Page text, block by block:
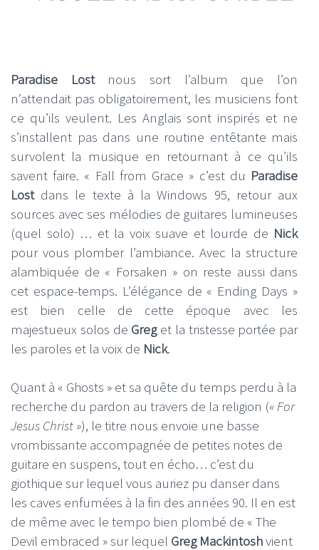
Paradise Lostnous sort l’album que l’on
n’attendait pas obligatoirement, les musiciens font
ce qu’ils veulent. Les Anglais sont inspirés et ne
s’installent pas dans une routine entêtante mais
survolent la musique en retournant à ce qu’ils
savent faire. « Fall from Grace » c’est du Paradise
Lostdans le texte à la Windows 95, retour aux
sources avec ses mélodies de guitares lumineuses
(quel solo) … et la voix suave et lourde de Nick
pour vous plomber l’ambiance. Avec la structure
alambiquée de « Forsaken » on reste aussi dans
cet espace-temps. L’élégance de « Ending Days »
est bien celle de cette époque avec les
majestueux solos de Greget la tristesse portée par
les paroles et la voix de Nick.
Quant à « Ghosts » et sa quête du temps perdu à la
recherche du pardon au travers de la religion (« For
Jesus Christ »), le titre nous envoie une basse
vrombissante accompagnée de petites notes de
guitare en suspens, tout en écho… c’est du
giothique sur lequel vous auriez pu danser dans
les caves enfumées à la fin des années 90. Il en est
de même avec le tempo bien plombé de « The
Devil embraced » sur lequel Greg Mackintoshvient